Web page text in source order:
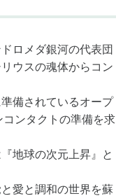
ロメダ銀河の代表団
ウスの魂体からコン
備されているオープ
ンタクトの準備を求
地球の次元上昇』と
愛と調和の世界を蘇